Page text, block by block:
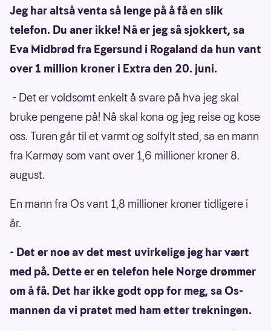
Jeg har altså venta så lenge på å få en slik
telefon. Du aner ikke! Nå er jeg så sjokkert, sa
Eva Midbrød fra Egersund i Rogaland da hun vant
over 1 million kroner i Extra den 20. juni.
- Det er voldsomt enkelt å svare på hva jeg skal
bruke pengene på! Nå skal kona og jeg reise og kose
oss. Turen går til et varmt og solfylt sted, sa en mann
fra Karmøy som vant over 1,6 millioner kroner 8.
august.
En mann fra Os vant 1,8 millioner kroner tidligere i
år.
- Det er noe av det mest uvirkelige jeg har vært
med på. Dette er en telefon hele Norge drømmer
om å få. Det har ikke godt opp for meg, sa Os-
mannen da vi pratet med ham etter trekningen.